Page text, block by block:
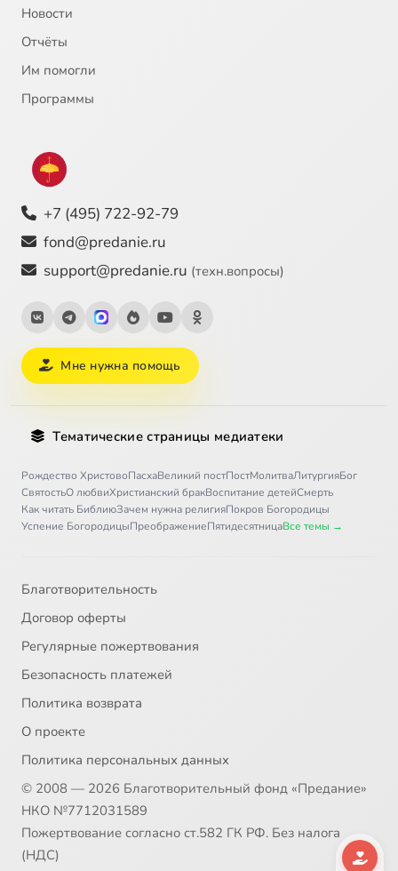
Новости
Отчёты
Им помогли
Программы
+7 (495) 722-92-79
fond@predanie.ru
support@predanie.ru (техн.вопросы)
Мне нужна помощь
Тематические страницы медиатеки
Рождество ХристовоПасхаВеликий постПостМолитваЛитургияБог
СвятостьО любвиХристианский бракВоспитание детейСмерть
Как читать БиблиюЗачем нужна религияПокров Богородицы
Успение БогородицыПреображениеПятидесятницаВсе темы →
Благотворительность
Договор оферты
Регулярные пожертвования
Безопасность платежей
Политика возврата
О проекте
Политика персональных данных
© 2008 — 2026 Благотворительный фонд «Предание»
НКО №7712031589
Пожертвование согласно ст.582 ГК РФ. Без налога
(НДС)